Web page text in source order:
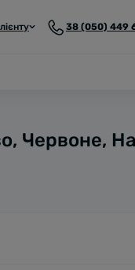
38 (050) 449
Червоне,